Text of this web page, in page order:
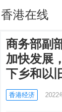
香港在线
商务部副
加快发展
下乡和以
香港经济 2022